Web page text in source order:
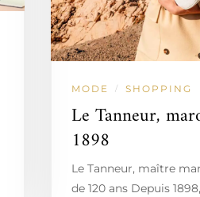
MODE / SHOPPING
Le Tanneur,
1898
Le Tanneur, maître
de 120 ans Depuis